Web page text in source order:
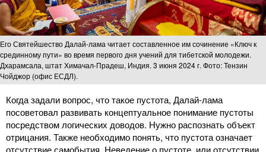
Его Святейшество Далай-лама читает составленное им сочинение «Ключ к
срединному пути» во время первого дня учений для тибетской молодежи.
Дхарамсала, штат Химачал-Прадеш, Индия. 3 июня 2024 г. Фото: Тензин
Чойджор (офис ЕСДЛ).
Когда задали вопрос, что такое пустота, Далай-лама
посоветовал развивать концептуальное понимание пустоты
посредством логических доводов. Нужно распознать объект
отрицания. Также необходимо понять, что пустота означает
отсутствие самобытия. Неведение о пустоте, или отсутствии